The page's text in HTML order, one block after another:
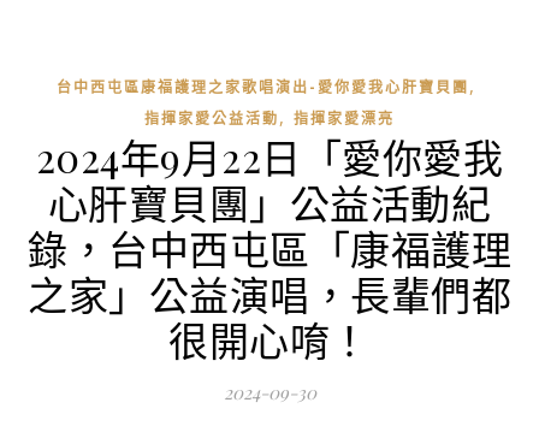
台中西屯區康福護理之家歌唱演出-愛你愛我心肝寶貝團,
指揮家愛公益活動, 指揮家愛漂亮
2024年9月22日「愛你愛我
心肝寶貝團」公益活動紀
錄，台中西屯區「康福護理
之家」公益演唱，長輩們都
很開心唷！
2024-09-30